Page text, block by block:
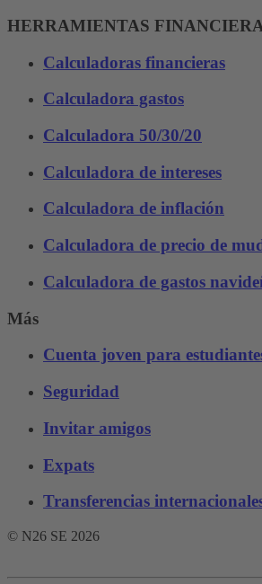
HERRAMIENTAS
Calculadoras financieras
Calculadora gastos
Calculadora 50/30/20
Calculadora de intereses
Calculadora de inflación
Calculadora de precio de
Calculadora de gastos
Más
Cuenta joven para
Seguridad
Invitar amigos
Expats
Transferencias
© N26 SE 2026